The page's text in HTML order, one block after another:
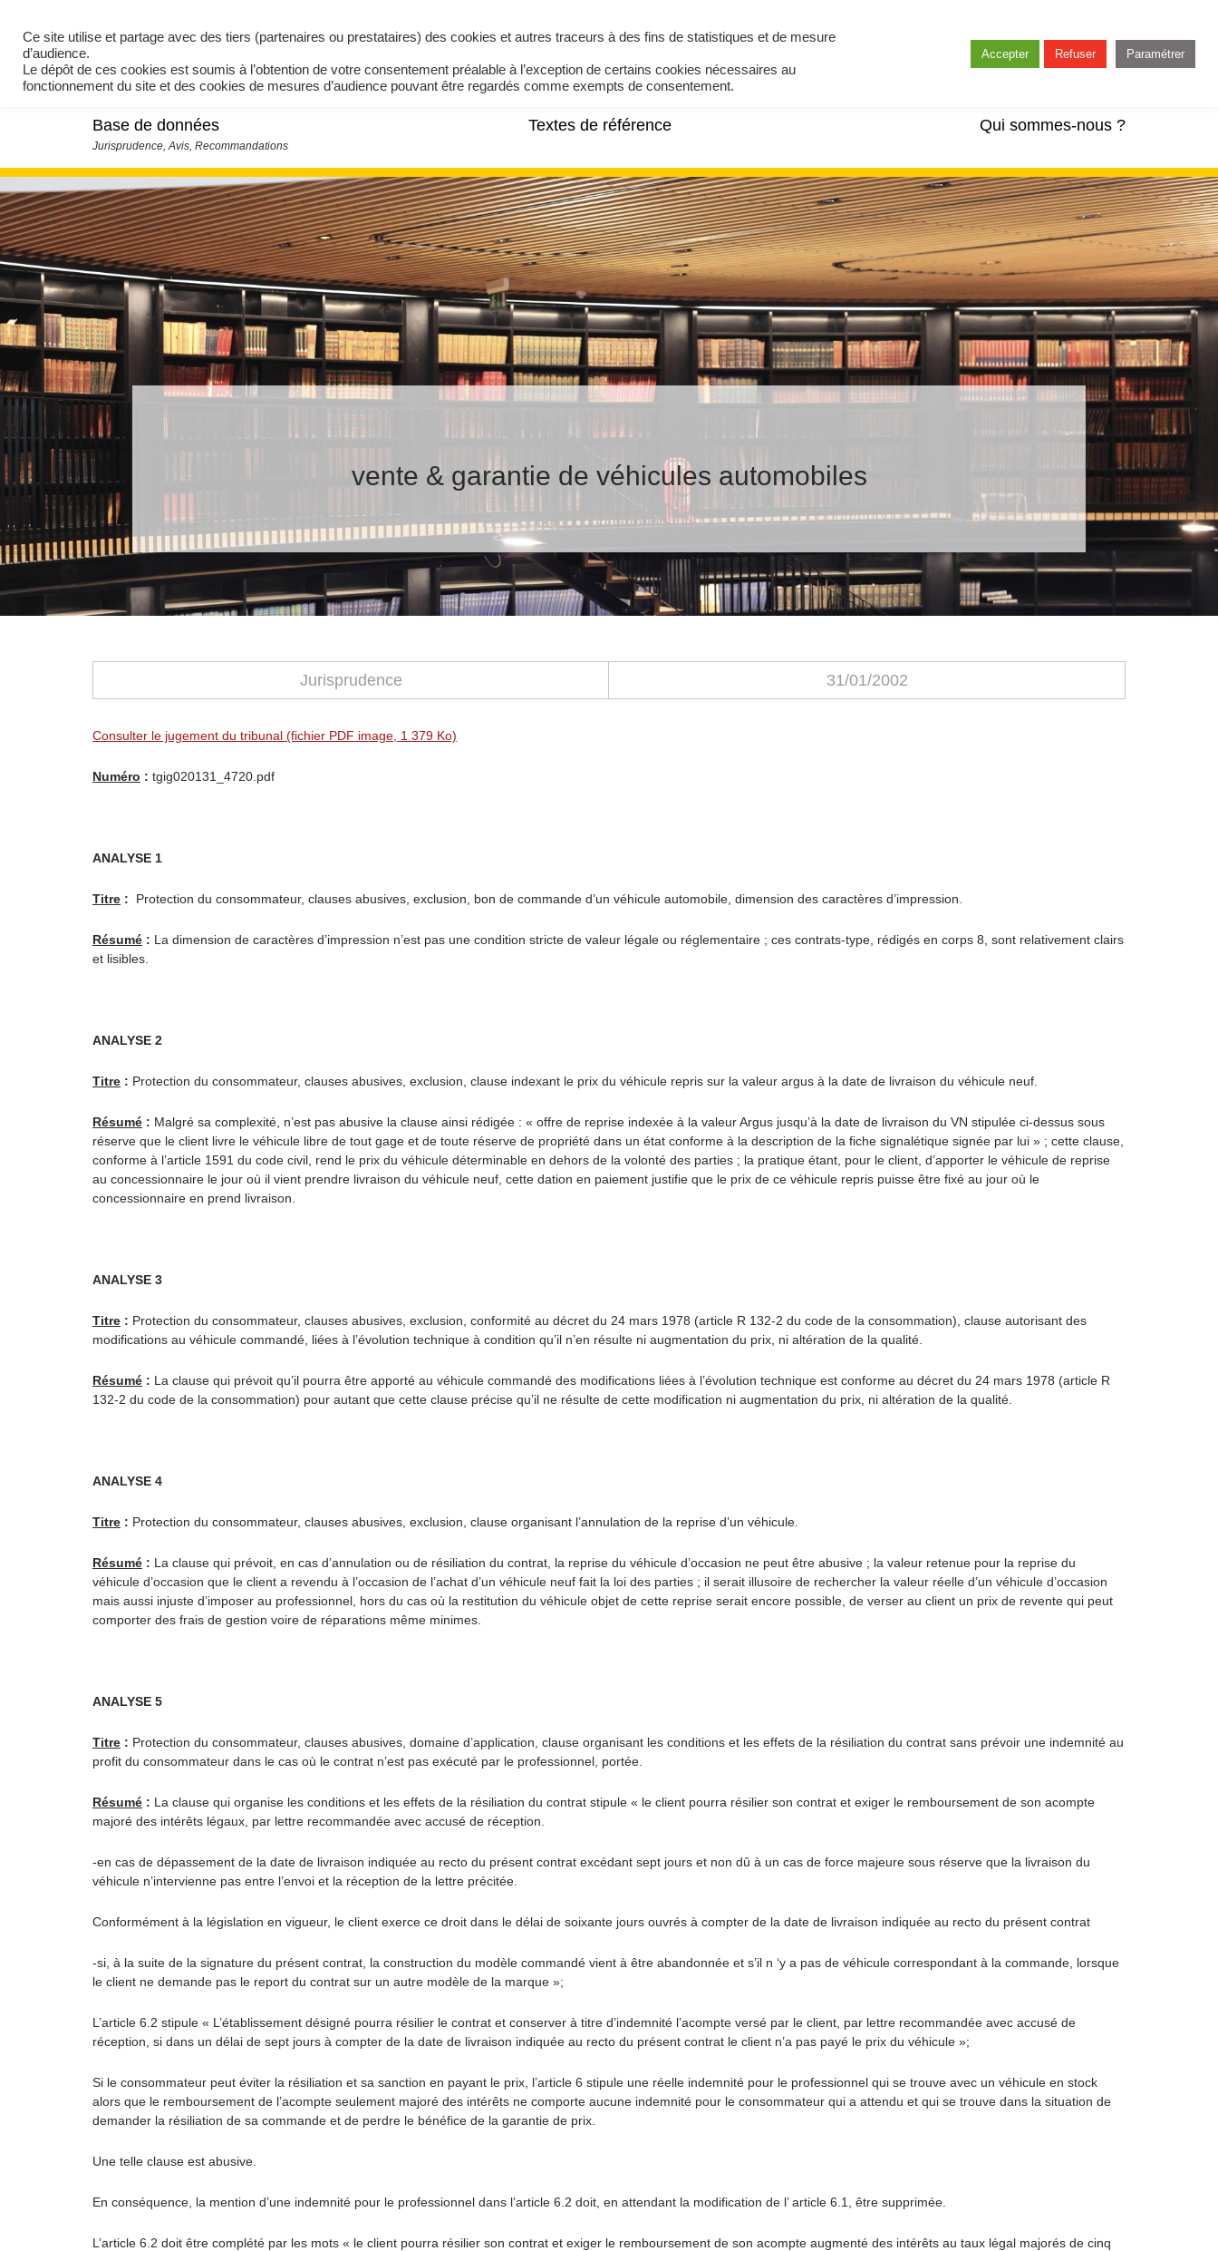
Base de données Textes de référence Qui sommes-nous ?
vente & garantie de véhicules automobiles
Jurisprudence 31/01/2002
Consulter le jugement du tribunal (fichier PDF image, 1 379 Ko)
Numéro : tgig020131_4720.pdf
ANALYSE 1
Titre : Protection du consommateur, clauses abusives, exclusion, bon de commande d’un véhicule automobile, dimension des caractères d’impression.
Résumé : La dimension de caractères d’impression n’est pas une condition stricte de valeur légale ou réglementaire ; ces contrats-type, rédigés en corps 8, sont relativement clairs
et lisibles.
ANALYSE 2
Titre : Protection du consommateur, clauses abusives, exclusion, clause indexant le prix du véhicule repris sur la valeur argus à la date de livraison du véhicule neuf.
Résumé : Malgré sa complexité, n’est pas abusive la clause ainsi rédigée : « offre de reprise indexée à la valeur Argus jusqu’à la date de livraison du VN stipulée ci-dessus sous
réserve que le client livre le véhicule libre de tout gage et de toute réserve de propriété dans un état conforme à la description de la fiche signalétique signée par lui » ; cette clause,
conforme à l’article 1591 du code civil, rend le prix du véhicule déterminable en dehors de la volonté des parties ; la pratique étant, pour le client, d’apporter le véhicule de reprise
au concessionnaire le jour où il vient prendre livraison du véhicule neuf, cette dation en paiement justifie que le prix de ce véhicule repris puisse être fixé au jour où le
concessionnaire en prend livraison.
ANALYSE 3
Titre : Protection du consommateur, clauses abusives, exclusion, conformité au décret du 24 mars 1978 (article R 132-2 du code de la consommation), clause autorisant des
modifications au véhicule commandé, liées à l’évolution technique à condition qu’il n’en résulte ni augmentation du prix, ni altération de la qualité.
Résumé : La clause qui prévoit qu’il pourra être apporté au véhicule commandé des modifications liées à l’évolution technique est conforme au décret du 24 mars 1978 (article R
132-2 du code de la consommation) pour autant que cette clause précise qu’il ne résulte de cette modification ni augmentation du prix, ni altération de la qualité.
ANALYSE 4
Titre : Protection du consommateur, clauses abusives, exclusion, clause organisant l’annulation de la reprise d’un véhicule.
Résumé : La clause qui prévoit, en cas d’annulation ou de résiliation du contrat, la reprise du véhicule d’occasion ne peut être abusive ; la valeur retenue pour la reprise du
véhicule d’occasion que le client a revendu à l’occasion de l’achat d’un véhicule neuf fait la loi des parties ; il serait illusoire de rechercher la valeur réelle d’un véhicule d’occasion
mais aussi injuste d’imposer au professionnel, hors du cas où la restitution du véhicule objet de cette reprise serait encore possible, de verser au client un prix de revente qui peut
comporter des frais de gestion voire de réparations même minimes.
ANALYSE 5
Titre : Protection du consommateur, clauses abusives, domaine d’application, clause organisant les conditions et les effets de la résiliation du contrat sans prévoir une indemnité au
profit du consommateur dans le cas où le contrat n’est pas exécuté par le professionnel, portée.
Résumé : La clause qui organise les conditions et les effets de la résiliation du contrat stipule « le client pourra résilier son contrat et exiger le remboursement de son acompte
majoré des intérêts légaux, par lettre recommandée avec accusé de réception.
-en cas de dépassement de la date de livraison indiquée au recto du présent contrat excédant sept jours et non dû à un cas de force majeure sous réserve que la livraison du
véhicule n’intervienne pas entre l’envoi et la réception de la lettre précitée.
Conformément à la législation en vigueur, le client exerce ce droit dans le délai de soixante jours ouvrés à compter de la date de livraison indiquée au recto du présent contrat
-si, à la suite de la signature du présent contrat, la construction du modèle commandé vient à être abandonnée et s’il n ‘y a pas de véhicule correspondant à la commande, lorsque
le client ne demande pas le report du contrat sur un autre modèle de la marque »;
L’article 6.2 stipule « L’établissement désigné pourra résilier le contrat et conserver à titre d’indemnité l’acompte versé par le client, par lettre recommandée avec accusé de
réception, si dans un délai de sept jours à compter de la date de livraison indiquée au recto du présent contrat le client n’a pas payé le prix du véhicule »;
Si le consommateur peut éviter la résiliation et sa sanction en payant le prix, l’article 6 stipule une réelle indemnité pour le professionnel qui se trouve avec un véhicule en stock
alors que le remboursement de l’acompte seulement majoré des intérêts ne comporte aucune indemnité pour le consommateur qui a attendu et qui se trouve dans la situation de
demander la résiliation de sa commande et de perdre le bénéfice de la garantie de prix.
Une telle clause est abusive.
En conséquence, la mention d’une indemnité pour le professionnel dans l’article 6.2 doit, en attendant la modification de l’ article 6.1, être supprimée.
L’article 6.2 doit être complété par les mots « le client pourra résilier son contrat et exiger le remboursement de son acompte augmenté des intérêts au taux légal majorés de cinq
Ce site utilise et partage avec des tiers (partenaires ou prestataires) des cookies et autres traceurs à des fins de statistiques et de mesure
d’audience.
Le dépôt de ces cookies est soumis à l’obtention de votre consentement préalable à l’exception de certains cookies nécessaires au
fonctionnement du site et des cookies de mesures d’audience pouvant être regardés comme exempts de consentement.
Accepter Refuser Paramétrer